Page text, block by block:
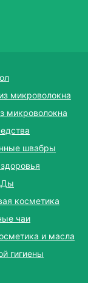
микроволокна
микроволокна
швабры
косметика
чаи
и масла
гигиены